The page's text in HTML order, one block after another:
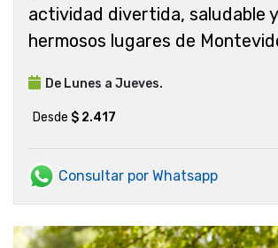
actividad divertida, saludable
hermosos lugares de
De Lunes a Jueves.
Desde $ 2.417
Consultar por Whatsapp